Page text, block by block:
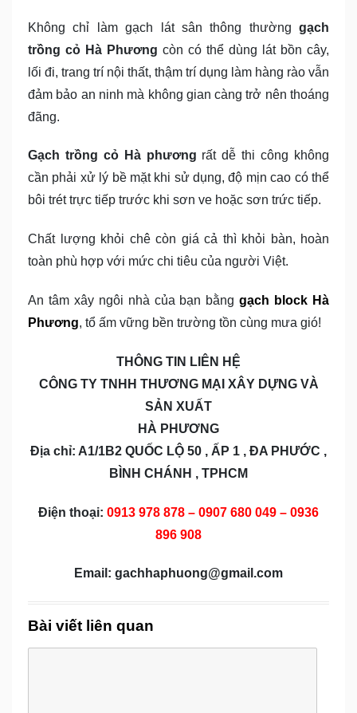
Không chỉ làm gạch lát sân thông thường gạch
trồng cỏ Hà Phương còn có thể dùng lát bồn cây,
lối đi, trang trí nội thất, thậm trí dụng làm hàng rào vẫn
đảm bảo an ninh mà không gian càng trở nên thoáng
đãng.
Gạch trồng cỏ Hà phương rất dễ thi công không
cần phải xử lý bề mặt khi sử dụng, độ mịn cao có thể
bôi trét trực tiếp trước khi sơn ve hoặc sơn trức tiếp.
Chất lượng khỏi chê còn giá cả thì khỏi bàn, hoàn
toàn phù hợp với mức chi tiêu của người Việt.
An tâm xây ngôi nhà của bạn bằng gạch block Hà
Phương, tổ ấm vững bền trường tồn cùng mưa gió!
THÔNG TIN LIÊN HỆ
CÔNG TY TNHH THƯƠNG MẠI XÂY DỰNG VÀ
SẢN XUẤT
HÀ PHƯƠNG
Địa chỉ: A1/1B2 QUỐC LỘ 50 , ẤP 1 , ĐA PHƯỚC ,
BÌNH CHÁNH , TPHCM
Điện thoại: 0913 978 878 – 0907 680 049 – 0936
896 908
Email: gachhaphuong@gmail.com
Bài viết liên quan